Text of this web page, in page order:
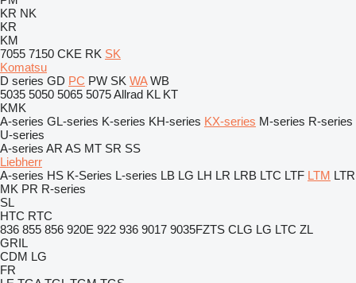
KR NK
KR
KM
7055 7150 CKE RK SK
Komatsu
D series GD PC PW SK WA WB
5035 5050 5065 5075Allrad KL KT
KMK
A-series GL-series K-series KH-series KX-series M-series R-series
U-series
A-series AR AS MT SR SS
Liebherr
A-series HS K-Series L-series LB LG LH LR LRB LTC LTF LTM LTR
MK PR R-series
SL
HTC RTC
836 855 856 920E 922 936 9017 9035FZTS CLG LG LTC ZL
GRIL
CDM LG
FR